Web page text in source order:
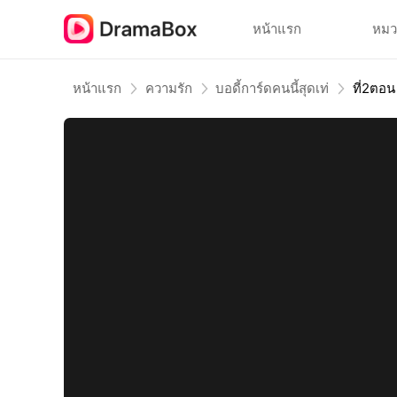
หน้าแรก หม
หน้าแรก ความรัก บอดี้การ์ดคนนี้สุดเท่ ที่2ตอน